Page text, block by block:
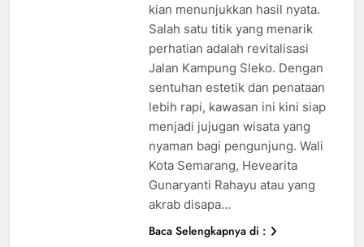
kian menunjukkan hasil nyata.
Salah satu titik yang menarik
perhatian adalah revitalisasi
Jalan Kampung Sleko. Dengan
sentuhan estetik dan penataan
lebih rapi, kawasan ini kini siap
menjadi jujugan wisata yang
nyaman bagi pengunjung. Wali
Kota Semarang, Hevearita
Gunaryanti Rahayu atau yang
akrab disapa…
Baca Selengkapnya di :